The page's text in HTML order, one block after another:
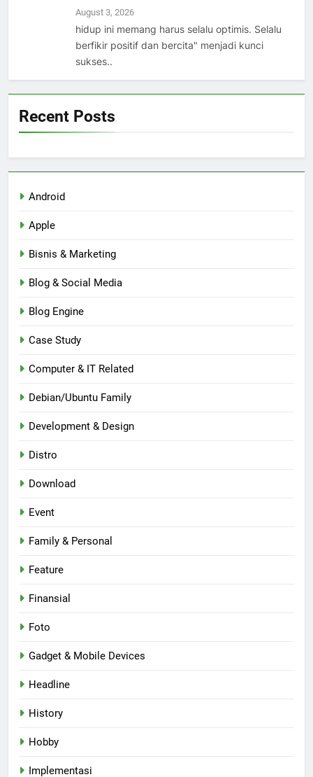
August 3, 2026
hidup ini memang harus selalu optimis. Selalu
berfikir positif dan bercita" menjadi kunci
sukses..
Recent Posts
Android
Apple
Bisnis & Marketing
Blog & Social Media
Blog Engine
Case Study
Computer & IT Related
Debian/Ubuntu Family
Development & Design
Distro
Download
Event
Family & Personal
Feature
Finansial
Foto
Gadget & Mobile Devices
Headline
History
Hobby
Implementasi